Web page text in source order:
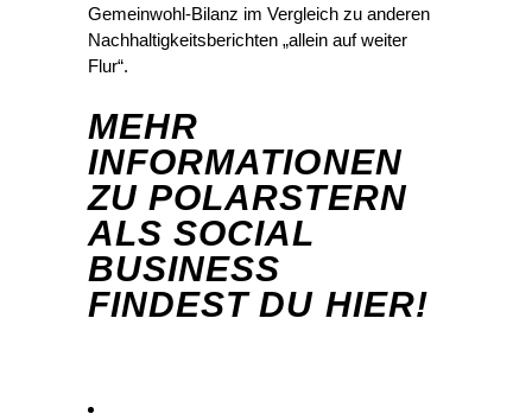
Gemeinwohl-Bilanz im Vergleich zu anderen
Nachhaltigkeitsberichten „allein auf weiter
Flur“.
MEHR
INFORMATIONEN
ZU POLARSTERN
ALS SOCIAL
BUSINESS
FINDEST DU HIER!